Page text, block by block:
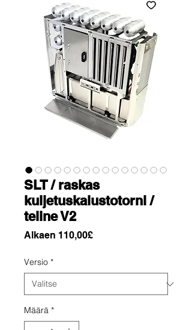
SLT / raskas
kuljetuskalustotorni /
teline V2
Alkaen 110,00£Alehinta
Versio *
Määrä *